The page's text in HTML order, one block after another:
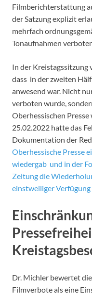
Filmberichterstattung
der Satzung explizit
mehrfach
Tonaufnahmen
In der Kreistagssitzung
dass in der zweiten
anwesend war. Nicht
verboten wurde,
Oberhessischen Presse
25.02.2022 hatte das
Dokumentation der
Oberhessische Presse
wiedergab und in der
Zeitung die
einstweiliger
Dr. Michler bewertet
Filmverbote als eine